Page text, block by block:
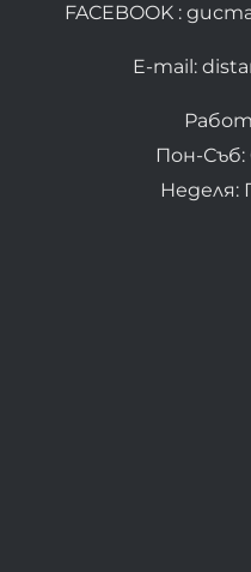
FACEBOOK :
E-mail:
Пон-Съб:
Неделя: